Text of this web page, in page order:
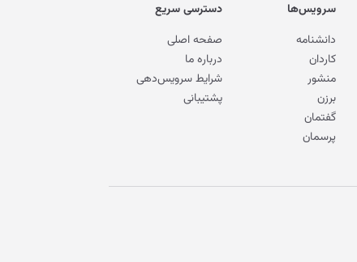
سرویس‌ها
دانشنامه
کاردان
منشور
برزن
گفتمان
پرسمان
دسترسی سریع
صفحه اصلی
درباره ما
شرایط سرویس‌دهی
پشتیبانی